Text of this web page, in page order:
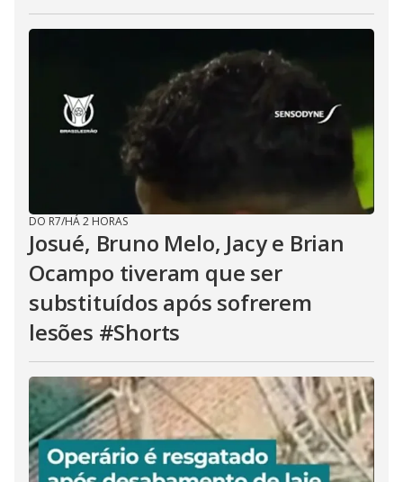
DO R7/HÁ 2 HORAS
Josué, Bruno Melo, Jacy e Brian
Ocampo tiveram que ser
substituídos após sofrerem
lesões #Shorts